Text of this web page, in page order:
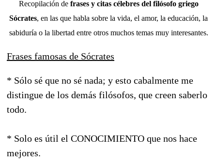
Recopilación de frases y citas célebres del filósofo griego
Sócrates, en las que habla sobre la vida, el amor, la educación, la
sabiduría o la libertad entre otros muchos temas muy interesantes.
Frases famosas de Sócrates
* Sólo sé que no sé nada; y esto cabalmente me
distingue de los demás filósofos, que creen saberlo
todo.
* Solo es útil el CONOCIMIENTO que nos hace
mejores.